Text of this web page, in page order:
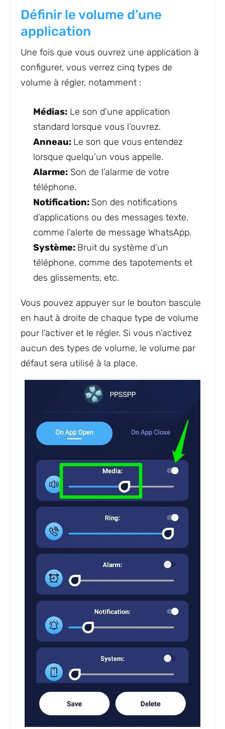
Définir le volume d’une
application
Une fois que vous ouvrez une application à
configurer, vous verrez cinq types de
volume à régler, notamment :
Médias: Le son d’une application
standard lorsque vous l’ouvrez.
Anneau: Le son que vous entendez
lorsque quelqu’un vous appelle.
Alarme: Son de l’alarme de votre
téléphone.
Notification: Son des notifications
d’applications ou des messages texte,
comme l’alerte de message WhatsApp.
Système: Bruit du système d’un
téléphone, comme des tapotements et
des glissements, etc.
Vous pouvez appuyer sur le bouton bascule
en haut à droite de chaque type de volume
pour l’activer et le régler. Si vous n’activez
aucun des types de volume, le volume par
défaut sera utilisé à la place.